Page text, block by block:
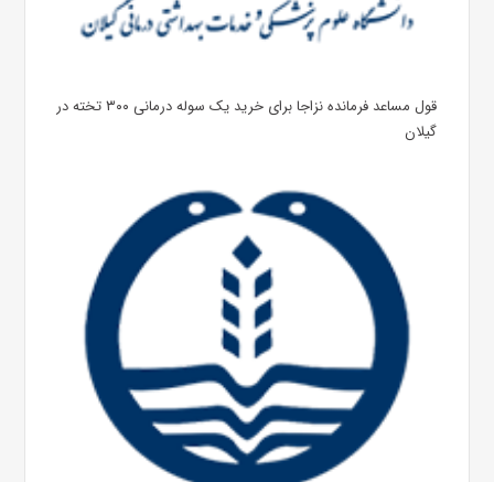
قول مساعد فرمانده نزاجا برای خرید یک سوله درمانی ۳۰۰ تخته در
گیلان